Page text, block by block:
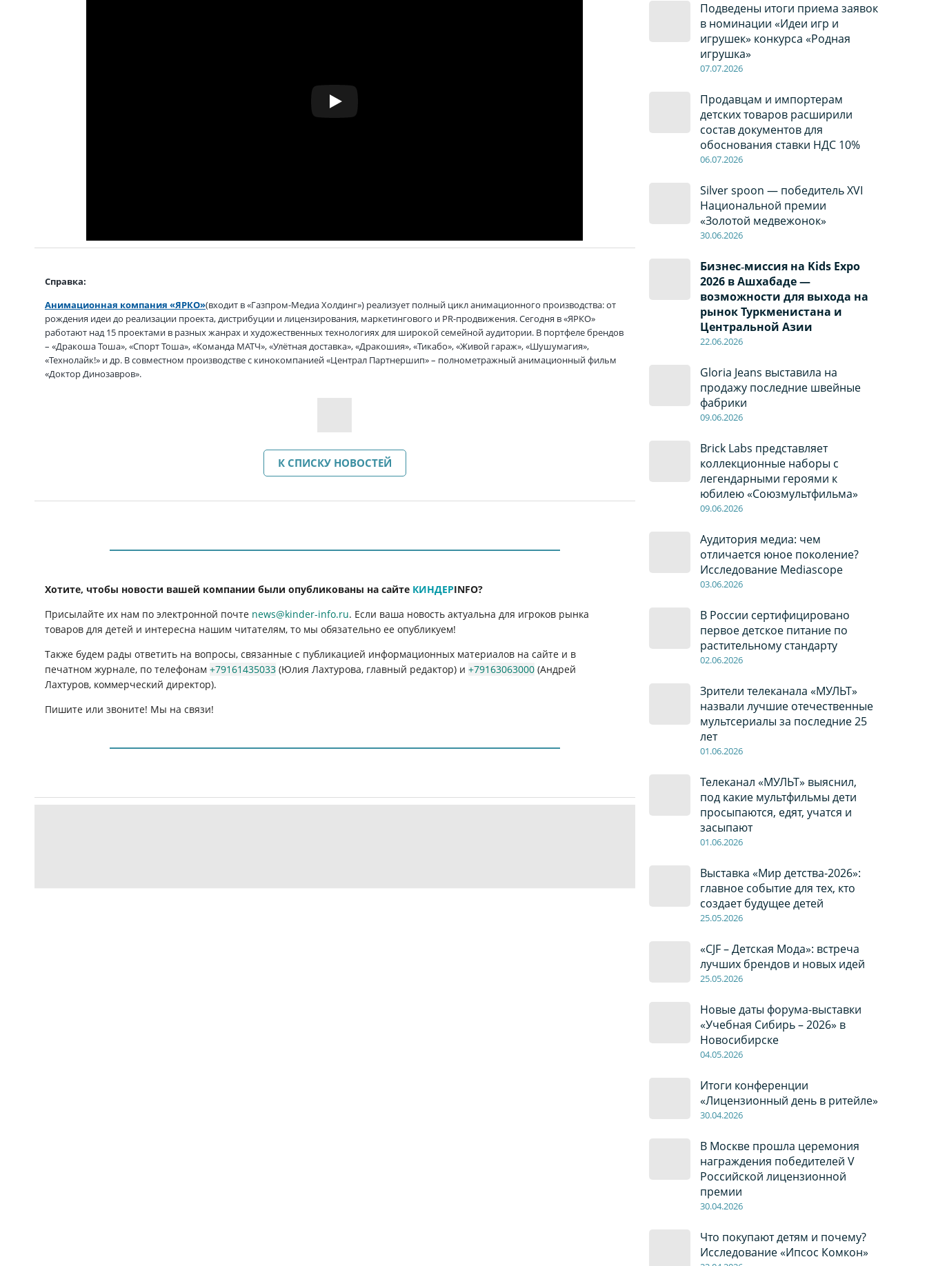
Подведены итоги приема заявок
в номинации «Идеи игр и
игрушек» конкурса «Родная
игрушка»
07.07.2026
Продавцам и импортерам
детских товаров расширили
состав документов для
обоснования ставки НДС 10%
06.07.2026
Silver spoon — победитель XVI
Национальной премии
«Золотой медвежонок»
30.06.2026
Бизнес‑миссия на Kids Expo
2026 в Ашхабаде —
возможности для выхода на
рынок Туркменистана и
Центральной Азии
22.06.2026
Gloria Jeans выставила на
продажу последние швейные
фабрики
09.06.2026
Brick Labs представляет
коллекционные наборы с
легендарными героями к
юбилею «Союзмультфильма»
09.06.2026
Аудитория медиа: чем
отличается юное поколение?
Исследование Mediascope
03.06.2026
В России сертифицировано
первое детское питание по
растительному стандарту
02.06.2026
Зрители телеканала «МУЛЬТ»
назвали лучшие отечественные
мультсериалы за последние 25
лет
01.06.2026
Телеканал «МУЛЬТ» выяснил,
под какие мультфильмы дети
просыпаются, едят, учатся и
засыпают
01.06.2026
Выставка «Мир детства-2026»:
главное событие для тех, кто
создает будущее детей
25.05.2026
«CJF – Детская Мода»: встреча
лучших брендов и новых идей
25.05.2026
Новые даты форума-выставки
«Учебная Сибирь – 2026» в
Новосибирске
04.05.2026
Итоги конференции
«Лицензионный день в ритейле»
30.04.2026
В Москве прошла церемония
награждения победителей V
Российской лицензионной
премии
30.04.2026
Что покупают детям и почему?
Исследование «Ипсос Комкон»
Справка:
Анимационная компания «ЯРКО»(входит в «Газпром-Медиа Холдинг») реализует полный цикл анимационного производства: от
рождения идеи до реализации проекта, дистрибуции и лицензирования, маркетингового и PR-продвижения. Сегодня в «ЯРКО»
работают над 15 проектами в разных жанрах и художественных технологиях для широкой семейной аудитории. В портфеле брендов
– «Дракоша Тоша», «Спорт Тоша», «Команда МАТЧ», «Улётная доставка», «Дракошия», «Тикабо», «Живой гараж», «Шушумагия»,
«Технолайк!» и др. В совместном производстве с кинокомпанией «Централ Партнершип» – полнометражный анимационный фильм
«Доктор Динозавров».
К СПИСКУ НОВОСТЕЙ
Хотите, чтобы новости вашей компании были опубликованы на сайте КИНДЕРINFO?
Присылайте их нам по электронной почте news@kinder-info.ru. Если ваша новость актуальна для игроков рынка
товаров для детей и интересна нашим читателям, то мы обязательно ее опубликуем!
Также будем рады ответить на вопросы, связанные с публикацией информационных материалов на сайте и в
печатном журнале, по телефонам+79161435033 (Юлия Лахтурова, главный редактор) и+79163063000 (Андрей
Лахтуров, коммерческий директор).
Пишите или звоните! Мы на связи!